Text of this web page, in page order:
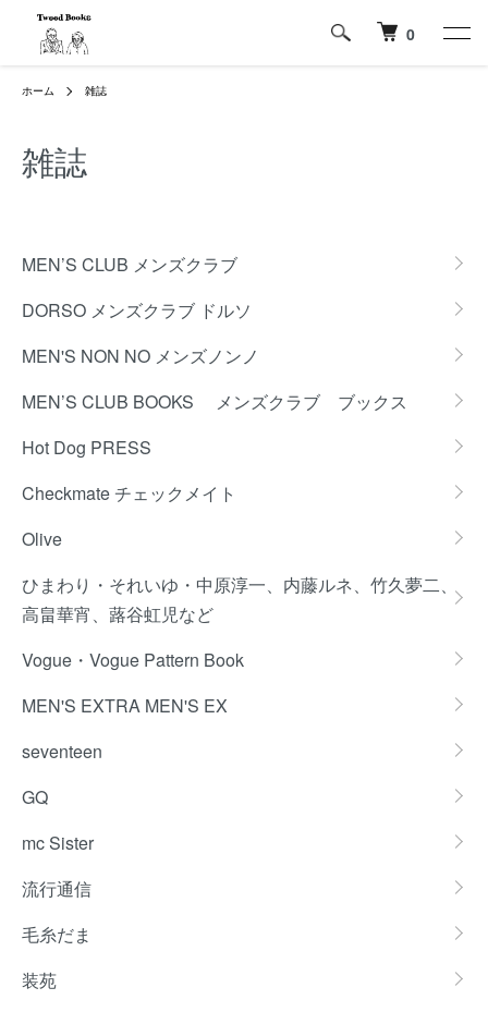
0
ホーム 雑誌
雑誌
MEN’S CLUB メンズクラブ
DORSO メンズクラブ ドルソ
MEN'S NON NO メンズノンノ
MEN’S CLUB BOOKS メンズクラブ ブックス
Hot Dog PRESS
Checkmate チェックメイト
Olive
ひまわり・それいゆ・中原淳一、内藤ルネ、竹久夢二、
高畠華宵、蕗谷虹児など
Vogue・Vogue Pattern Book
MEN'S EXTRA MEN'S EX
seventeen
GQ
mc Sister
流行通信
毛糸だま
装苑